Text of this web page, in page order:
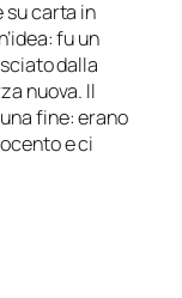
su carta in
fu un
dalla
nuova. Il
fine: erano
e ci